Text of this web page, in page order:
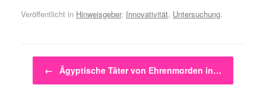
Veröffentlicht in Hinweisgeber, Innovativität, Untersuchung.
Beitragsnavigation
← Ägyptische Täter von Ehrenmorden in…